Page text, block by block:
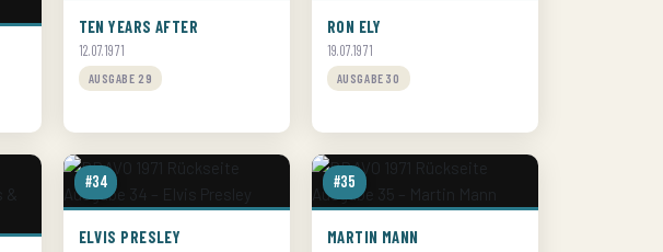
TEN YEARS AFTER
12.07.1971
AUSGABE 29
RON ELY
19.07.1971
AUSGABE 30
#34
ELVIS PRESLEY
#35
MARTIN MANN